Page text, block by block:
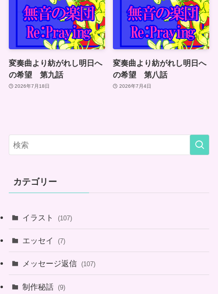
変奏曲より紡がれし明日へ
の希望 第九話
2026年7月18日
変奏曲より紡がれし明日へ
の希望 第八話
2026年7月4日
カテゴリー
イラスト (107)
エッセイ (7)
メッセージ返信 (107)
制作秘話 (9)